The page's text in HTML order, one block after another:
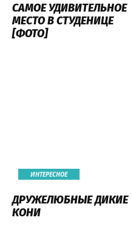
САМОЕ УДИВИТЕЛЬНОЕ
МЕСТО В СТУДЕНИЦЕ
[ФОТО]
ИНТЕРЕСНОЕ
ДРУЖЕЛЮБНЫЕ ДИКИЕ
КОНИ